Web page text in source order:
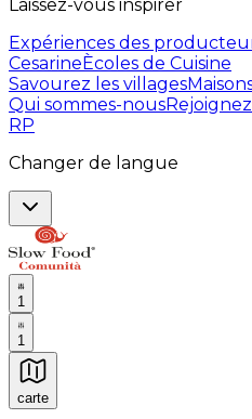
Laissez-vous inspirer
Expériences des
CesarineÈcoles de Cuisine
Savourez les villages
Qui sommes-nous
RP
Changer de langue
1
1
carte